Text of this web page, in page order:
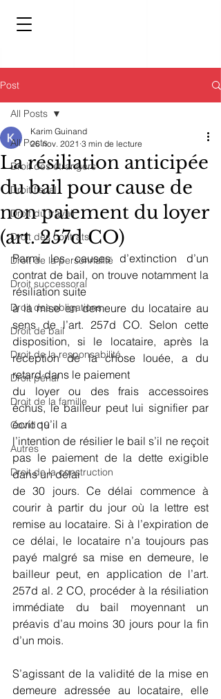
Post
All Posts
Droit des étrangers
Droit fiscal
Droit du travail
Droit des contrats
Droit de la personnalité
Droit successoral
Droit des obligations
Droit de bail
Droit de la responsabilité
Droit pénal
Droit de la famille
Covid 19
Autres
Droit de la construction
All Posts
La résiliation anticipée
du bail pour cause de
non paiement du loyer
(art. 257d CO)
Karim Guinand
26 nov. 2021 3 min de lecture
Parmi les causes d’extinction d’un
contrat de bail, on trouve notamment la
résiliation suite
à la mise en demeure du locataire au
sens de l’art. 257d CO. Selon cette
disposition, si le locataire, après la
réception de la chose louée, a du
retard dans le paiement
du loyer ou des frais accessoires
échus, le bailleur peut lui signifier par
écrit qu’il a
l’intention de résilier le bail s’il ne reçoit
pas le paiement de la dette exigible
dans un délai
de 30 jours. Ce délai commence à
courir à partir du jour où la lettre est
remise au locataire. Si à l’expiration de
ce délai, le locataire n’a toujours pas
payé malgré sa mise en demeure, le
bailleur peut, en application de l’art.
257d al. 2 CO, procéder à la résiliation
immédiate du bail moyennant un
préavis d’au moins 30 jours pour la fin
d’un mois.
S’agissant de la validité de la mise en
demeure adressée au locataire, elle